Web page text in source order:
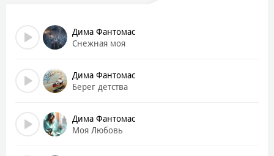
Я теперь уставший и слепой
Вечное прощание
Вечное прощание
Не жалей девчонка
Первых дней
Дима Фантомас
Снежная моя
Дима Фантомас
Берег детства
Дима Фантомас
Моя Любовь